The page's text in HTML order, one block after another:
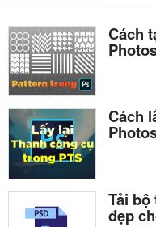
Cách
Cách
Tải
đẹp